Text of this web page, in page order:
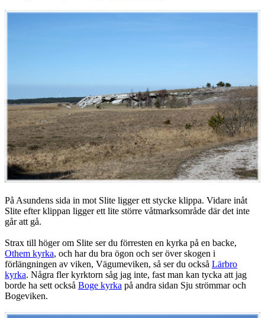
På Asundens sida in mot Slite ligger ett stycke klippa. Vidare inåt
Slite efter klippan ligger ett lite större våtmarksområde där det inte
går att gå.
Strax till höger om Slite ser du förresten en kyrka på en backe,
Othem kyrka, och har du bra ögon och ser över skogen i
förlängningen av viken, Vägumeviken, så ser du också Lärbro
kyrka. Några fler kyrktorn såg jag inte, fast man kan tycka att jag
borde ha sett också Boge kyrka på andra sidan Sju strömmar och
Bogeviken.